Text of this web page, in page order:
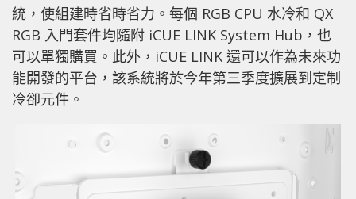
統，使組建時省時省力。每個 RGB CPU 水冷和 QX
RGB 入門套件均隨附 iCUE LINK System Hub，也
可以單獨購買。此外，iCUE LINK 還可以作為未來功
能開發的平台，該系統將於今年第三季度擴展到定制
冷卻元件。